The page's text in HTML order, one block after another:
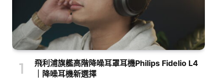
飛利浦旗艦高階降噪耳罩耳機Philips Fidelio L4
｜降噪耳機新選擇